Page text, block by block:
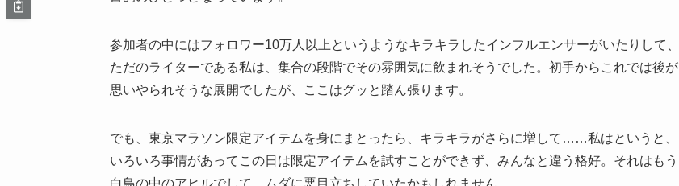
参加者の中にはフォロワー10万人以上というようなキラキラしたインフルエンサーがいたりして、
ただのライターである私は、集合の段階でその雰囲気に飲まれそうでした。初手からこれでは後が
思いやられそうな展開でしたが、ここはグッと踏ん張ります。
でも、東京マラソン限定アイテムを身にまとったら、キラキラがさらに増して……私はというと、
いろいろ事情があってこの日は限定アイテムを試すことができず、みんなと違う格好。それはもう
白鳥の中のアヒルでして、ムダに悪目立ちしていたかもしれません。